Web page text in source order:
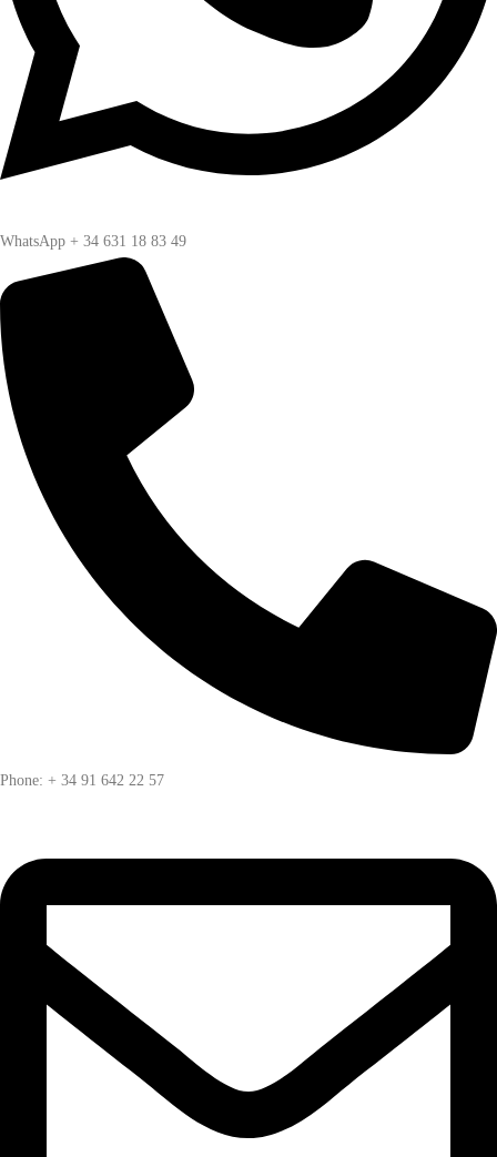
WhatsApp + 34 631 18 83 49
Phone: + 34 91 642 22 57